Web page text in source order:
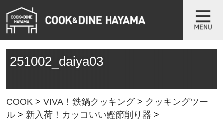
251002_daiya03
COOK >VIVA！鉄鍋クッキング> クッキングツー
ル > 新入荷！カッコいい鰹節削り器 >